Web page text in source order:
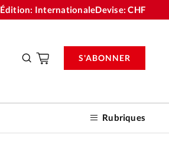
Édition: InternationaleDevise:CHF
Rubriques
S'ABONNER